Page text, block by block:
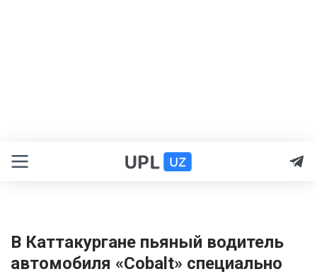
В Каттакургане пьяный водитель
автомобиля «Cobalt» специально